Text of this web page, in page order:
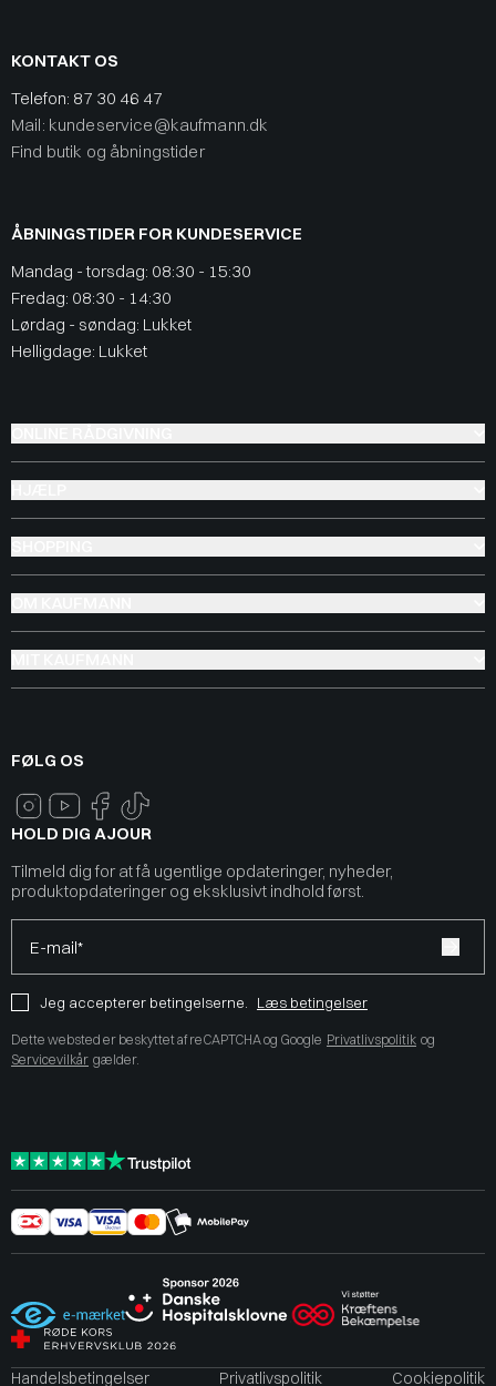
KONTAKT OS
Telefon: 87 30 46 47
Mail: kundeservice@kaufmann.dk
Find butik og åbningstider
ÅBNINGSTIDER FOR KUNDESERVICE
Mandag - torsdag: 08:30 - 15:30
Fredag: 08:30 - 14:30
Lørdag - søndag: Lukket
Helligdage: Lukket
FØLG OS
HOLD DIG AJOUR
Tilmeld dig for at få ugentlige opdateringer, nyheder,
produktopdateringer og eksklusivt indhold først.
E-mail*
Jeg accepterer betingelserne. Læs betingelser
Dette websted er beskyttet af reCAPTCHA og Google Privatlivspolitik og
Servicevilkår gælder.
Handelsbetingelser Privatlivspolitik Cookiepolitik